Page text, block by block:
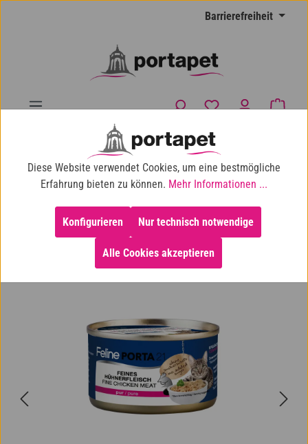
Barrierefreiheit
Du hast 0
10% Shop-Rabatt ab 100 € Einkaufswert
Katze Katzenfutter Katzen-Nassfutter
Diese Website verwendet Cookies, um eine bestmögliche
Erfahrung bieten zu können. Mehr Informationen ...
Konfigurieren
Alle Cookies akzeptieren
Nur technisch notwendige